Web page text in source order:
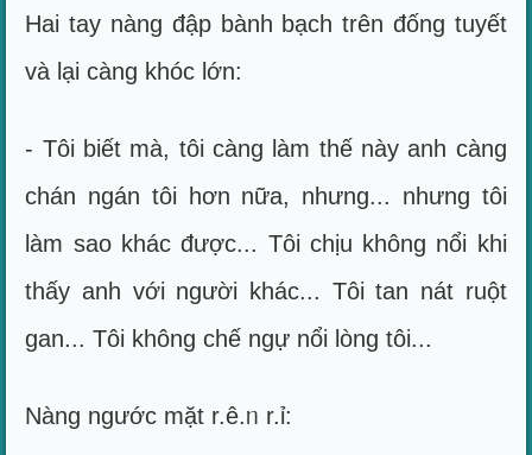
Hai tay nàng đập bành bạch trên đống tuyết
và lại càng khóc lớn:
- Tôi biết mà, tôi càng làm thế này anh càng
chán ngán tôi hơn nữa, nhưng... nhưng tôi
làm sao khác được... Tôi chịu không nổi khi
thấy anh với người khác... Tôi tan nát ruột
gan... Tôi không chế ngự nổi lòng tôi...
Nàng ngước mặt r.ê.ᥒ r.ỉ: